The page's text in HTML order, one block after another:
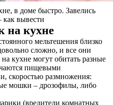
в доме быстро. Завелись
вывести
на кухне
мельтешения близко
сложно, и все они
кухне могут обитать разные
пищевыми
скоростью размножения:
мошки – дрозофилы, либо
(вредители комнатных